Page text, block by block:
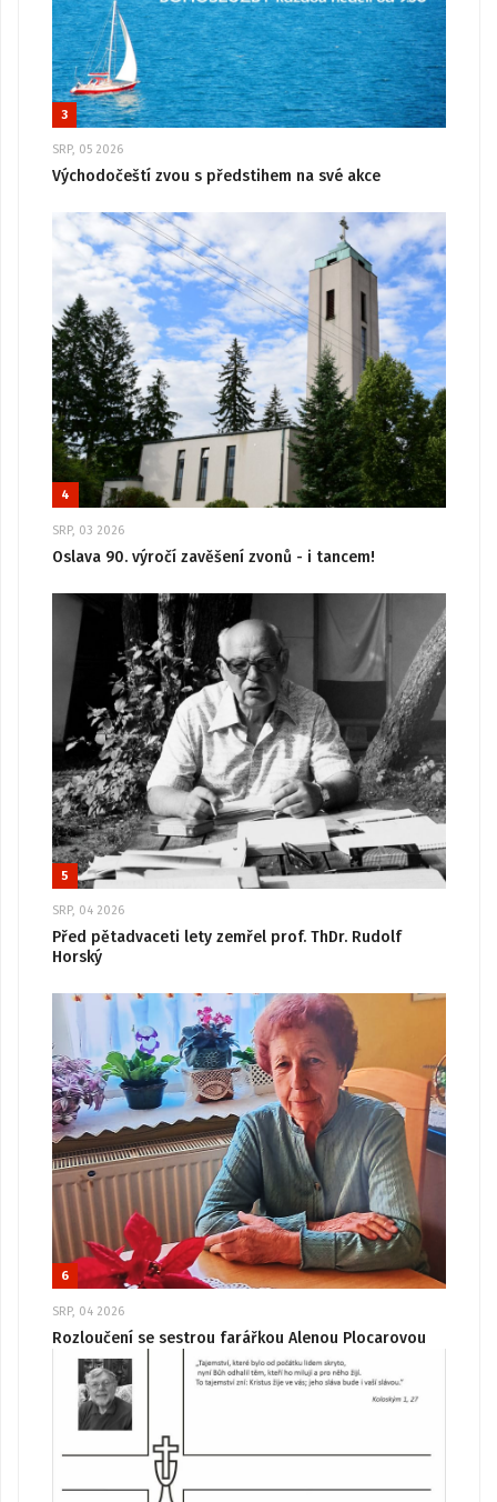
3
SRP, 05 2026
Východočeští zvou s předstihem na své akce
4
SRP, 03 2026
Oslava 90. výročí zavěšení zvonů - i tancem!
5
SRP, 04 2026
Před pětadvaceti lety zemřel prof. ThDr. Rudolf
Horský
6
SRP, 04 2026
Rozloučení se sestrou farářkou Alenou Plocarovou